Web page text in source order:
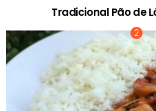
Tradicional Pão de